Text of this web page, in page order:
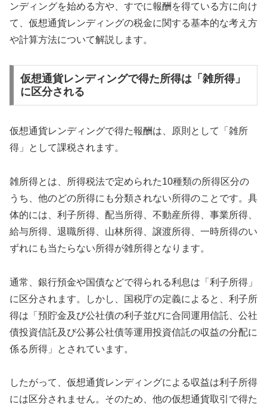
ンディングを始める方や、すでに報酬を得ている方に向け
て、仮想通貨レンディングの税金に関する基本的な考え方
や計算方法について解説します。
仮想通貨レンディングで得た所得は「雑所得」
に区分される
仮想通貨レンディングで得た報酬は、原則として「雑所
得」として課税されます。
雑所得とは、所得税法で定められた10種類の所得区分の
うち、他のどの所得にも分類されない所得のことです。具
体的には、利子所得、配当所得、不動産所得、事業所得、
給与所得、退職所得、山林所得、譲渡所得、一時所得のい
ずれにも当たらない所得が雑所得となります。
通常、銀行預金や国債などで得られる利息は「利子所得」
に区分されます。しかし、国税庁の定義によると、利子所
得は「預貯金及び公社債の利子並びに合同運用信託、公社
債投資信託及び公募公社債等運用投資信託の収益の分配に
係る所得」とされています。
したがって、仮想通貨レンディングによる収益は利子所得
には区分されません。そのため、他の仮想通貨取引で得た